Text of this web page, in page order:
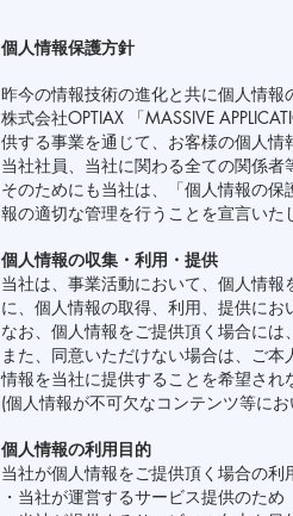
個人情報保護方針
昨今の情報技術の進化と共に個人情報
株式会社OPTIAX 「MASSIVE
供する事業を通じて、お客様の個人情
当社社員、当社に関わる全ての関係者
そのためにも当社は、「個人情報の
報の適切な管理を行うことを宣言いた
個人情報の収集・利用・提供
当社は、事業活動において、個人情
に、個人情報の取得、利用、提供にお
なお、個人情報をご提供頂く場合には
また、同意いただけない場合は、ご本
情報を当社に提供することを希望され
(個人情報が不可欠なコンテンツ等に
個人情報の利用目的
当社が個人情報をご提供頂く場合の利
・当社が運営するサービス提供のため